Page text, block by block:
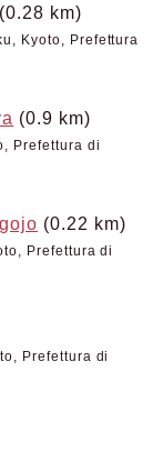
(0.28 km)
Kyoto, Prefettura
(0.9 km)
Prefettura di
(0.22 km)
Prefettura di
Prefettura di